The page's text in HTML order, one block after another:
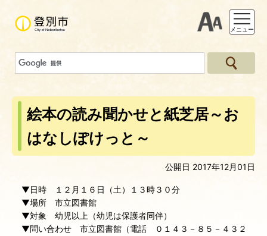
支援ツー
メニュー
絵本の読み聞かせと紙芝居～お
はなしぽけっと～
公開日 2017年12月01日
▼日時 １２月１６日（土）１３時３０分
▼場所 市立図書館
▼対象 幼児以上（幼児は保護者同伴）
▼問い合わせ 市立図書館（電話 ０１４３－８５－４３２